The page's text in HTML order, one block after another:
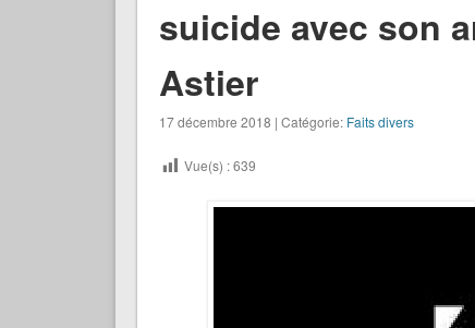
suicide avec son
Astier
17 décembre 2018 | Catégorie: Faits divers
Vue(s) :639